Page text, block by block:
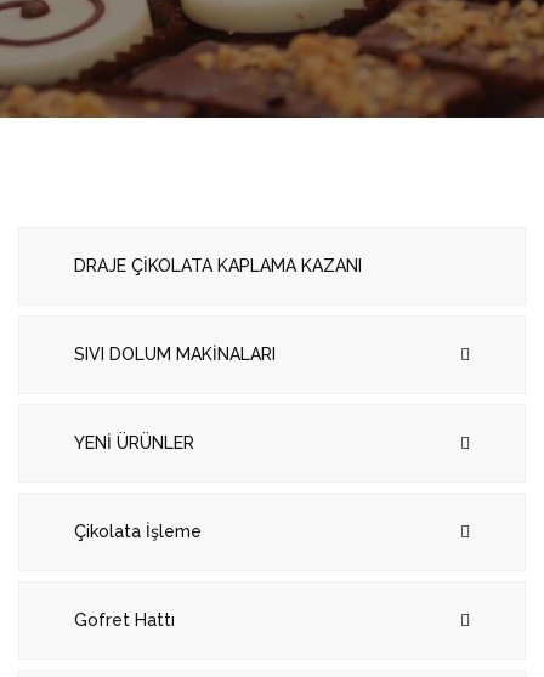
DRAJE ÇİKOLATA KAPLAMA KAZANI
SIVI DOLUM MAKİNALARI
YENİ ÜRÜNLER
Çikolata İşleme
Gofret Hattı